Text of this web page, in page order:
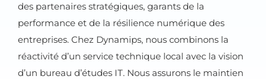
des partenaires stratégiques, garants de la
performance et de la résilience numérique des
entreprises. Chez Dynamips, nous combinons la
réactivité d’un service technique local avec la vision
d’un bureau d’études IT. Nous assurons le maintien